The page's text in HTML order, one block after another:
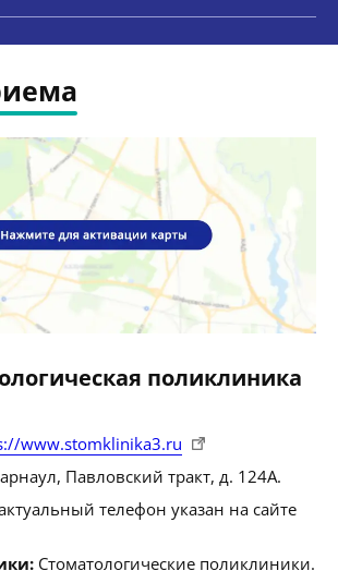
поликлиника
www.stomklinika3.ru
Павловский тракт, д. 124А.
телефон указан на сайте
Стоматологические поликлиники.